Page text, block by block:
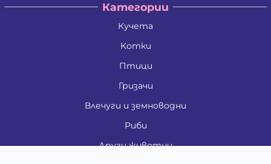
Категории
Кучета
Котки
Птици
Гризачи
Влечуги и земноводни
Риби
Други животни